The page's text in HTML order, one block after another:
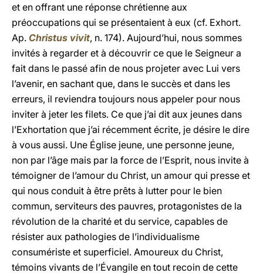
et en offrant une réponse chrétienne aux
préoccupations qui se présentaient à eux (cf. Exhort.
Ap. Christus vivit, n. 174). Aujourd’hui, nous sommes
invités à regarder et à découvrir ce que le Seigneur a
fait dans le passé afin de nous projeter avec Lui vers
l’avenir, en sachant que, dans le succès et dans les
erreurs, il reviendra toujours nous appeler pour nous
inviter à jeter les filets. Ce que j’ai dit aux jeunes dans
l’Exhortation que j’ai récemment écrite, je désire le dire
à vous aussi. Une Église jeune, une personne jeune,
non par l’âge mais par la force de l’Esprit, nous invite à
témoigner de l’amour du Christ, un amour qui presse et
qui nous conduit à être prêts à lutter pour le bien
commun, serviteurs des pauvres, protagonistes de la
révolution de la charité et du service, capables de
résister aux pathologies de l’individualisme
consumériste et superficiel. Amoureux du Christ,
témoins vivants de l’Évangile en tout recoin de cette